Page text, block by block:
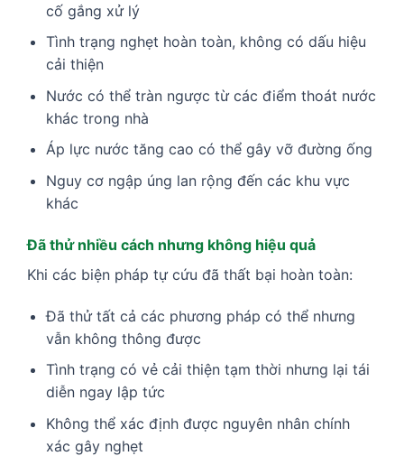
cố gắng xử lý
Tình trạng nghẹt hoàn toàn, không có dấu hiệu
cải thiện
Nước có thể tràn ngược từ các điểm thoát nước
khác trong nhà
Áp lực nước tăng cao có thể gây vỡ đường ống
Nguy cơ ngập úng lan rộng đến các khu vực
khác
Đã thử nhiều cách nhưng không hiệu quả
Khi các biện pháp tự cứu đã thất bại hoàn toàn:
Đã thử tất cả các phương pháp có thể nhưng
vẫn không thông được
Tình trạng có vẻ cải thiện tạm thời nhưng lại tái
diễn ngay lập tức
Không thể xác định được nguyên nhân chính
xác gây nghẹt